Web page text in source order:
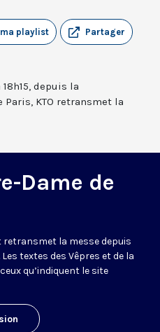
Partager
playlist
depuis la
KTO retransmet la
Dame de
retransmet la messe depuis
textes des Vêpres et de la
qu’indiquent le site